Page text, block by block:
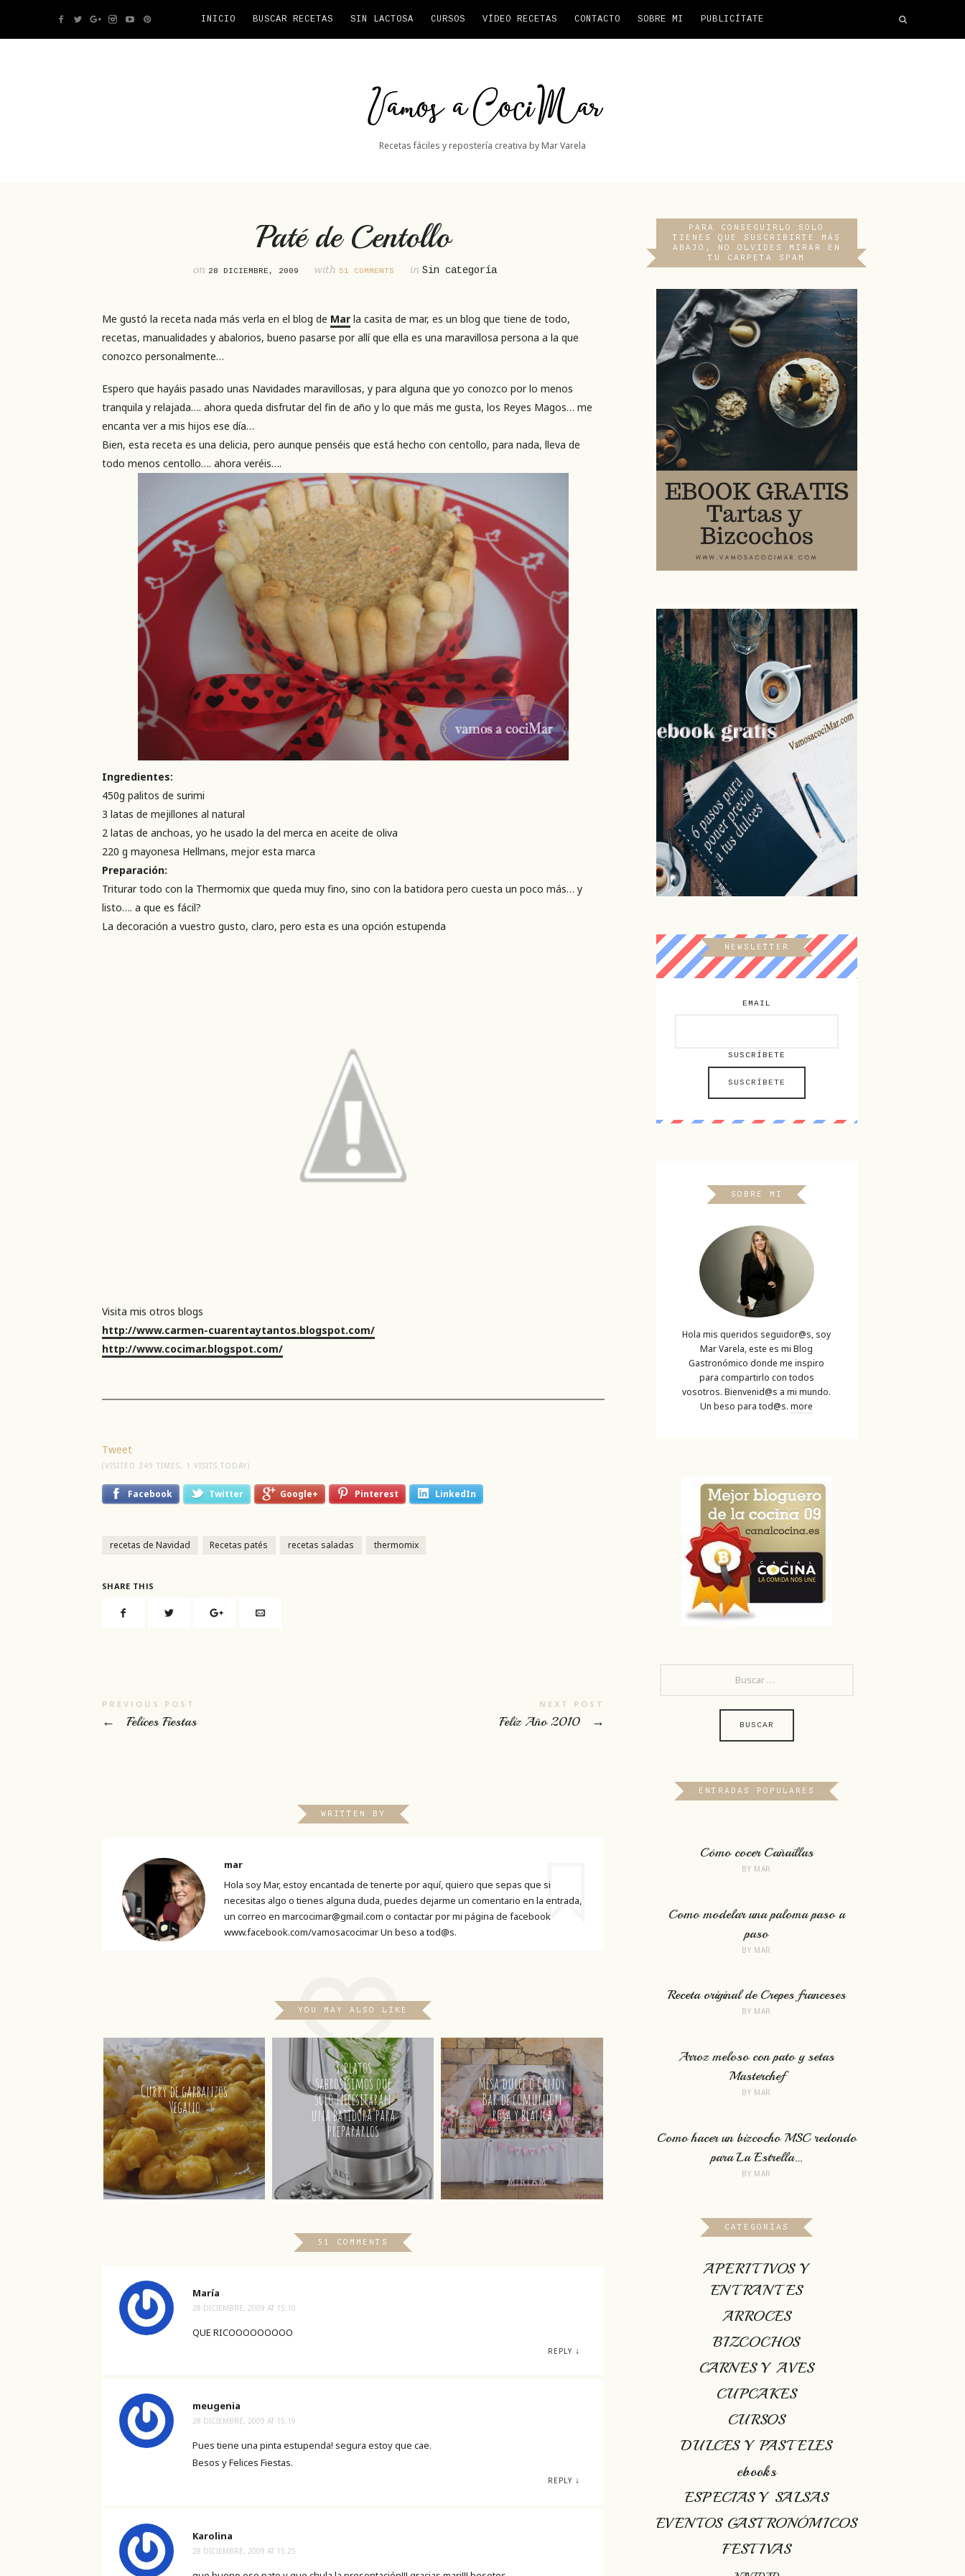
INICIO BUSCAR RECETAS SIN LACTOSA CURSOS VÍDEO RECETAS CONTACTO SOBRE MI PUBLICÍTATE
Vamos
CociMar
Recetas fáciles y repostería creativa by Mar Varela
Paté de Centollo
on 28 DICIEMBRE, 2009 with51 COMMENTS inSin categoría
Me gustó la receta nada más verla en el blog de Mar la casita de mar, es un blog que tiene de todo,
recetas, manualidades y abalorios, bueno pasarse por allí que ella es una maravillosa persona a la que
conozco personalmente…
Espero que hayáis pasado unas Navidades maravillosas, y para alguna que yo conozco por lo menos
tranquila y relajada…. ahora queda disfrutar del fin de año y lo que más me gusta, los Reyes Magos… me
encanta ver a mis hijos ese día…
Bien, esta receta es una delicia, pero aunque penséis que está hecho con centollo, para nada, lleva de
todo menos centollo…. ahora veréis….
Ingredientes:
450g palitos de surimi
3 latas de mejillones al natural
2 latas de anchoas, yo he usado la del merca en aceite de oliva
220 g mayonesa Hellmans, mejor esta marca
Preparación:
Triturar todo con la Thermomix que queda muy fino, sino con la batidora pero cuesta un poco más… y
listo…. a que es fácil?
La decoración a vuestro gusto, claro, pero esta es una opción estupenda
Visita mis otros blogs
http://www.carmen-cuarentaytantos.blogspot.com/
http://www.cocimar.blogspot.com/
Tweet
(VISITED 349 TIMES, 1 VISITS TODAY)
Facebook Twitter Google+ Pinterest LinkedIn
recetas de Navidad Recetas patés recetas saladas thermomix
SHARE THIS
PREVIOUS POST
← Felices Fiestas
NEXT POST
Feliz Año 2010 →
WRITTEN BY
mar
Hola soy Mar, estoy encantada de tenerte por aquí, quiero que sepas que si
necesitas algo o tienes alguna duda, puedes dejarme un comentario en la entrada,
un correo en marcocimar@gmail.com o contactar por mi página de facebook
www.facebook.com/vamosacocimar Un beso a tod@s.
YOU MAY ALSO LIKE
Curry de garbanzos
Vegano
3 platos
sabrosísimos que
solo necesitaran
una batidora para
prepararlos
Mesa dulce o Candy
Bar de comunión
rosa y blanca
51 COMMENTS
María
28 DICIEMBRE, 2009 AT 15:10
QUE RICOOOOOOOOO
REPLY ↓
meugenia
28 DICIEMBRE, 2009 AT 15:19
Pues tiene una pinta estupenda! segura estoy que cae.
Besos y Felices Fiestas.
REPLY ↓
Karolina
28 DICIEMBRE, 2009 AT 15:25
PARA CONSEGUIRLO SOLO
TIENES QUE SUSCRIBIRTE MÁS
ABAJO, NO OLVIDES MIRAR EN
TU CARPETA SPAM
NEWSLETTER
EMAIL
SUSCRÍBETE
SOBRE MI
Hola mis queridos seguidor@s, soy
Mar Varela, este es mi Blog
Gastronómico donde me inspiro
para compartirlo con todos
vosotros. Bienvenid@s a mi mundo.
Un beso para tod@s.more
ENTRADAS POPULARES
Cómo cocer Cañaillas
BY MAR
Como modelar una paloma paso a
paso
BY MAR
Receta original de Crepes franceses
BY MAR
Arroz meloso con pato y setas
Masterchef
BY MAR
Como hacer un bizcocho MSC redondo
para La Estrella…
BY MAR
CATEGORÍAS
APERITIVOS Y
ENTRANTES
ARROCES
BIZCOCHOS
CARNES Y AVES
CUPCAKES
CURSOS
DULCES Y PASTELES
ebooks
ESPECIAS Y SALSAS
EVENTOS GASTRONÓMICOS
FESTIVAS